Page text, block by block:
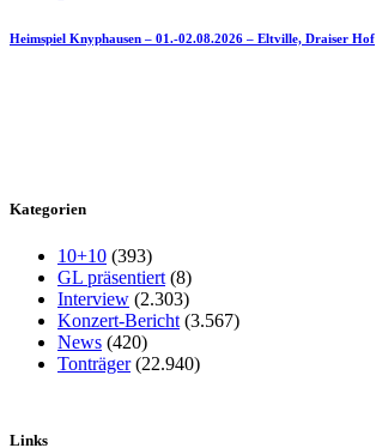
Heimspiel Knyphausen – 01.-02.08.2026 – Eltville, Draiser Hof
Kategorien
10+10 (393)
GL präsentiert (8)
Interview (2.303)
Konzert-Bericht (3.567)
News (420)
Tonträger(22.940)
Links